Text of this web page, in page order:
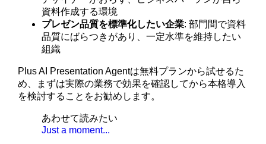
資料作成する環境
プレゼン品質を標準化したい企業: 部門間で資料
品質にばらつきがあり、一定水準を維持したい
組織
Plus AI Presentation Agentは無料プランから試せるた
め、まずは実際の業務で効果を確認してから本格導入
を検討することをお勧めします。
あわせて読みたい
Just a moment...